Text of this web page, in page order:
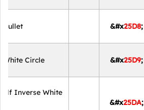
&#x25D8;
Bullet
&#x25D9;
White Circle
&#x25DA;
Inverse White